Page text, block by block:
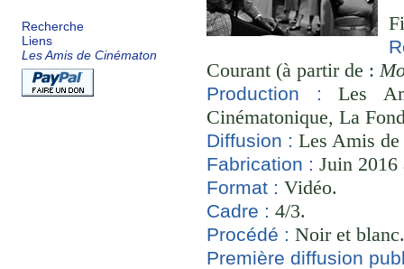
Recherche
Liens
Les Amis de Cinématon
Courant (à partir de :
Production :
Les
Cinématonique, La
Diffusion : Les Amis
Fabrication : Juin
Format : Vidéo.
Cadre : 4/3.
Procédé : Noir et
Première diffusion